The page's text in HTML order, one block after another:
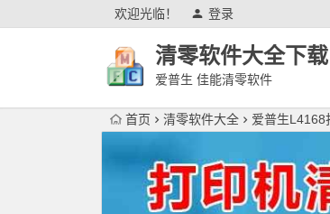
欢迎光临！ 登录
清零软件大全下载
爱普生 佳能清零软件
首页 清零软件大全 爱普生L4168